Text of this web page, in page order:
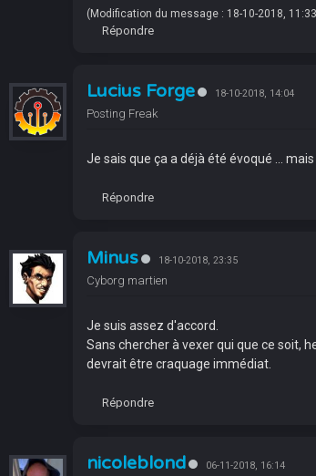
(Modification du message : 18-10-2018,
Répondre
Lucius Forge 18-10-2018, 14:04
Posting Freak
Je sais que ça a déjà été évoqué ...
Répondre
Minus 18-10-2018, 23:35
Cyborg martien
Je suis assez d'accord.
Sans chercher à vexer qui que ce soit,
devrait être craquage immédiat.
Répondre
nicoleblond 06-11-2018, 16:14